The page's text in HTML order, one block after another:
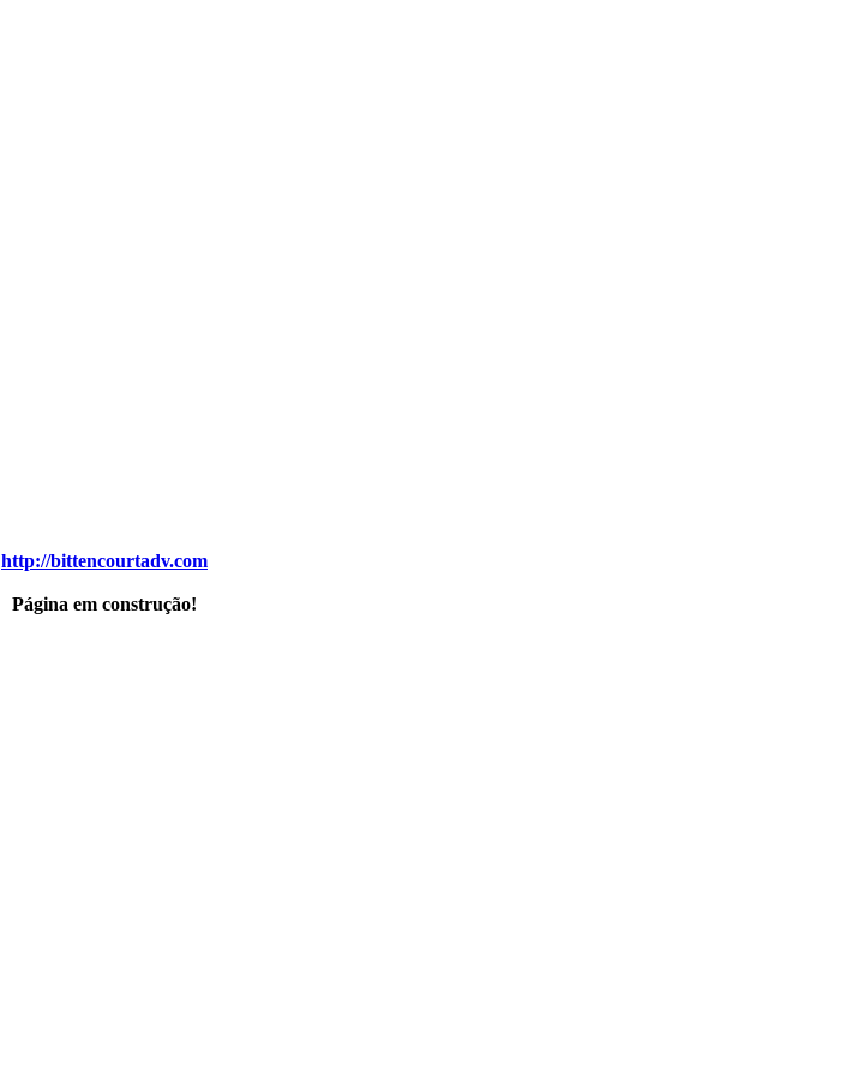
http://bittencourtadv.com
Página em construção!